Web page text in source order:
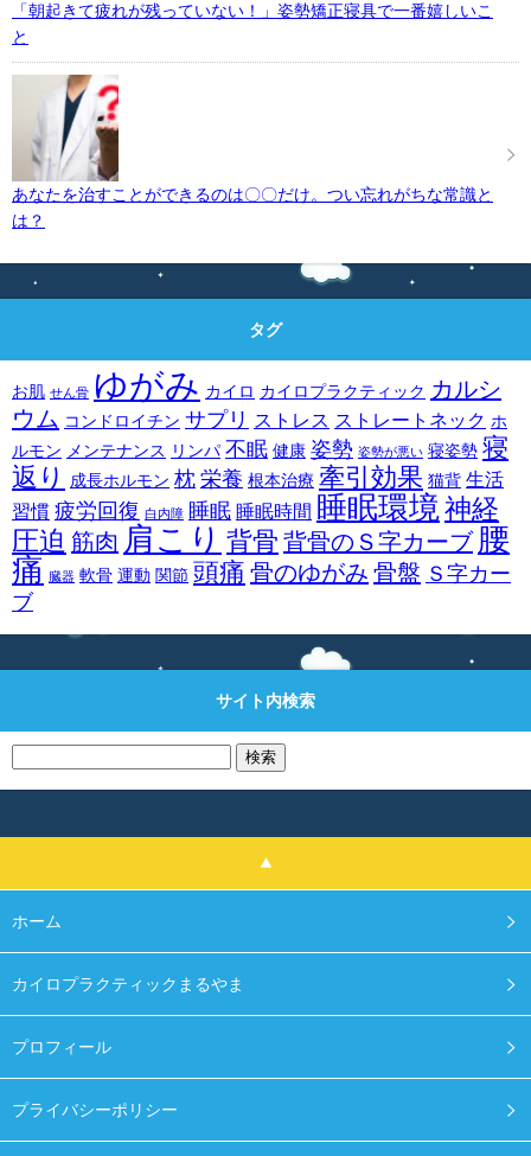
「朝起きて疲れが残っていない！」姿勢矯正寝具で一番嬉しいこ
と
あなたを治すことができるのは〇〇だけ。つい忘れがちな常識と
は？
タグ
お肌 せん骨 ゆがみ カイロ カイロプラクティック カルシ
ウム コンドロイチン サプリ ストレス ストレートネック ホ
ルモン メンテナンス リンパ 不眠 健康 姿勢 姿勢が悪い 寝姿勢 寝
返り
成長ホルモン 枕栄養 根本治療 牽引効果 猫背 生活
習慣 疲労回復 白内障 睡眠 睡眠時間 睡眠環境神経
圧迫 筋肉 肩こり 背骨 背骨のＳ字カーブ 腰
痛
臓器 軟骨 運動 関節 頭痛 骨のゆがみ 骨盤 Ｓ字カー
ブ
サイト内検索
ホーム
カイロプラクティックまるやま
プロフィール
プライバシーポリシー